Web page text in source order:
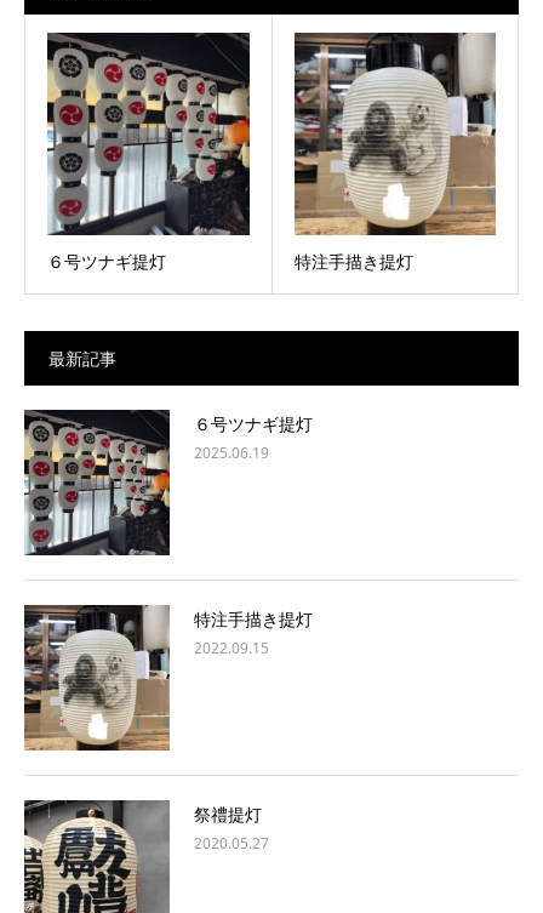
６号ツナギ提灯 特注手描き提灯
最新記事
６号ツナギ提灯
2025.06.19
特注手描き提灯
2022.09.15
祭禮提灯
2020.05.27